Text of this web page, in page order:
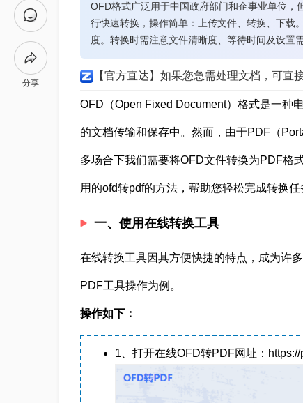
分享
OFD格式广泛用于中国政府部门和企事业单位
行快速转换，操作简单：上传文件、转换、下载
度。转换时需注意文件清晰度、等待时间及设置
【官方直达】如果您急需处理文档，可直
OFD（Open Fixed Document）格式是一种
的文档传输和保存中。然而，由于PDF（
多场合下我们需要将OFD文件转换为PDF格
用的ofd转pdf的方法，帮助您轻松完成转换任
一、使用在线转换工具
在线转换工具因其方便快捷的特点，成为许
PDF工具操作为例。
操作如下：
1、打开在线OFD转PDF网址：